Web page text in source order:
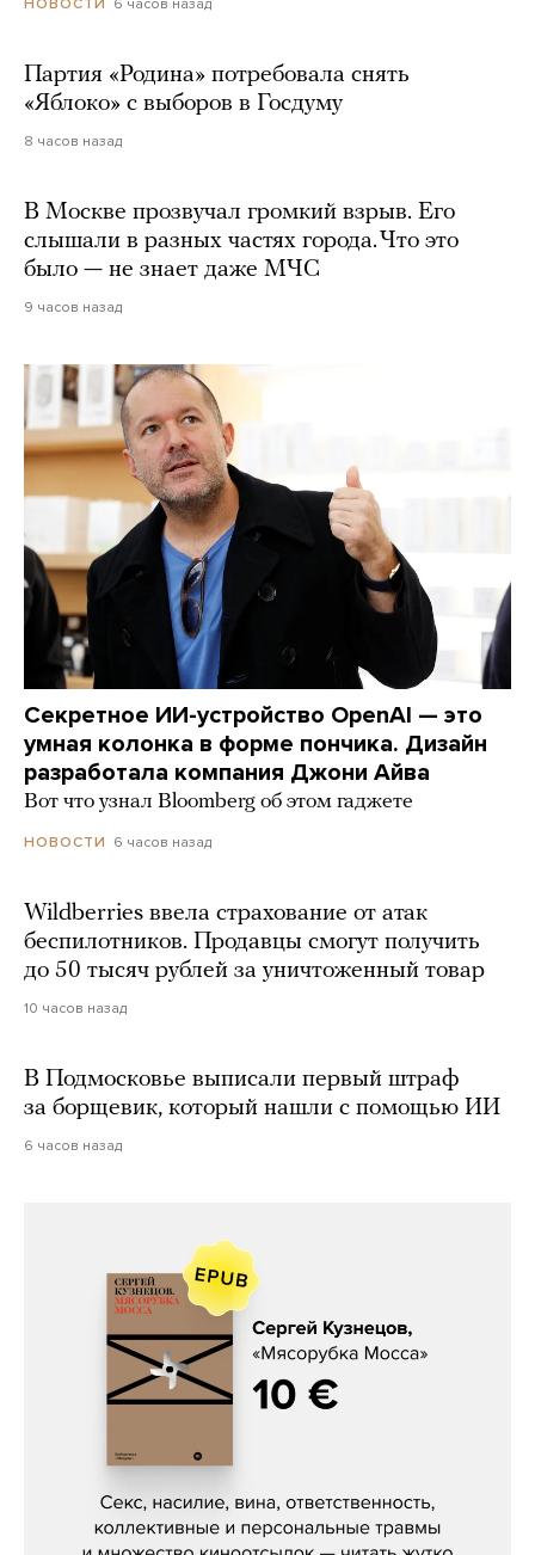
Партия «Родина» потребовала снять
«Яблоко» с выборов в Госдуму
8 часов назад
В Москве прозвучал громкий взрыв. Его
слышали в разных частях города. Что это
было — не знает даже МЧС
9 часов назад
Секретное ИИ-устройство OpenAI — это
умная колонка в форме пончика. Дизайн
разработала компания Джони Айва
Вот что узнал Bloomberg об этом гаджете
НОВОСТИ 6 часов назад
Wildberries ввела страхование от атак
беспилотников. Продавцы смогут получить
до 50 тысяч рублей за уничтоженный товар
10 часов назад
В Подмосковье выписали первый штраф
за борщевик, который нашли с помощью ИИ
6 часов назад
Сергей Кузнецов, «Мясорубка